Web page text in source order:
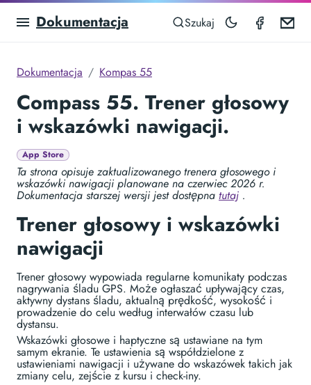
Dokumentacja Szukaj
Dokumentacja Kompas 55
Compass 55. Trener głosowy
i wskazówki nawigacji.
App Store
Ta strona opisuje zaktualizowanego trenera głosowego i
wskazówki nawigacji planowane na czerwiec 2026 r.
Dokumentacja starszej wersji jest dostępna tutaj .
Trener głosowy i wskazówki
nawigacji
Trener głosowy wypowiada regularne komunikaty podczas
nagrywania śladu GPS. Może ogłaszać upływający czas,
aktywny dystans śladu, aktualną prędkość, wysokość i
prowadzenie do celu według interwałów czasu lub
dystansu.
Wskazówki głosowe i haptyczne są ustawiane na tym
samym ekranie. Te ustawienia są współdzielone z
ustawieniami nawigacji i używane do wskazówek takich jak
zmiany celu, zejście z kursu i check-iny.